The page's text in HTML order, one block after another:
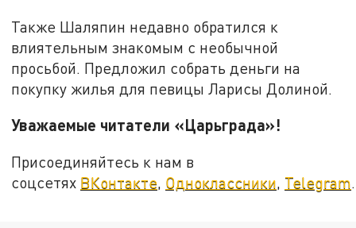
Также Шаляпин недавно обратился к
влиятельным знакомым с необычной
просьбой. Предложил собрать деньги на
покупку жилья для певицы Ларисы Долиной.
Уважаемые читатели «Царьграда»!
Присоединяйтесь к нам в
соцсетях ВКонтакте, Одноклассники, Telegram.